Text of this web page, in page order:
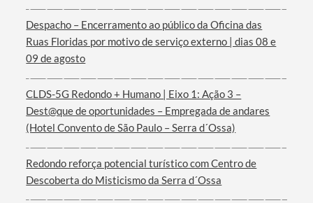
Categorias gerais
Filtros
Despacho – Encerramento ao público da Oficina das
Ruas Floridas por motivo de serviço externo | dias 08 e
09 de agosto
CLDS-5G Redondo + Humano | Eixo 1: Ação 3 –
Dest@que de oportunidades – Empregada de andares
(Hotel Convento de São Paulo – Serra d´Ossa)
Redondo reforça potencial turístico com Centro de
Descoberta do Misticismo da Serra d´Ossa